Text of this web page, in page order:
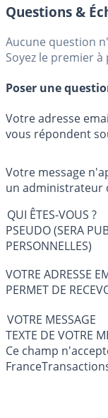
Questions &
Aucune question
Soyez le premier
Poser une
Votre adresse
vous répondent
Votre message
un administrateur
QUI ÊTES-VOUS ?
PSEUDO (SERA
PERSONNELLES)
VOTRE ADRESSE
PERMET DE
VOTRE MESSAGE
Ce champ